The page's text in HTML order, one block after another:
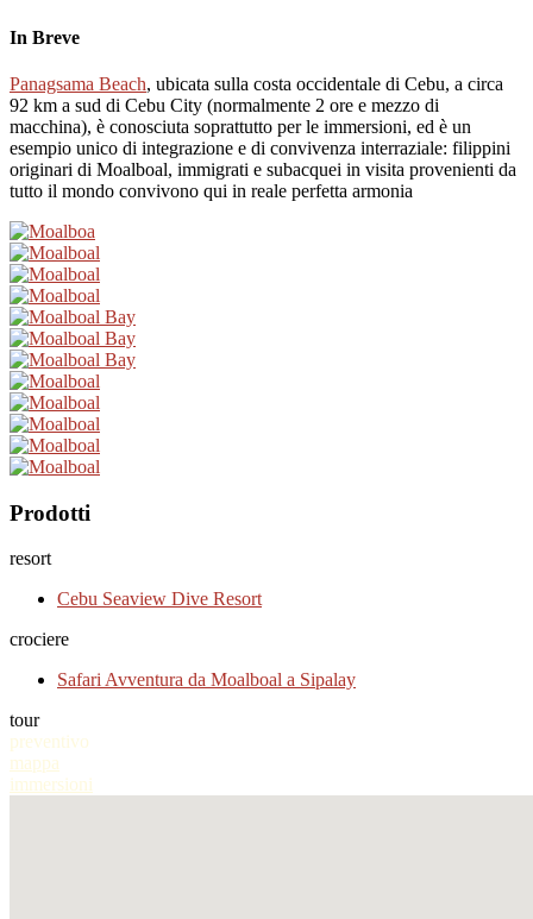
In Breve
Panagsama Beach, ubicata sulla costa occidentale di Cebu, a circa
92 km a sud di Cebu City (normalmente 2 ore e mezzo di
macchina), è conosciuta soprattutto per le immersioni, ed è un
esempio unico di integrazione e di convivenza interraziale: filippini
originari di Moalboal, immigrati e subacquei in visita provenienti da
tutto il mondo convivono qui in reale perfetta armonia
Prodotti
resort
Cebu Seaview Dive Resort
crociere
Safari Avventura da Moalboal a Sipalay
tour
preventivo
mappa
immersioni